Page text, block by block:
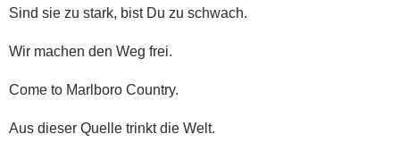
Sind sie zu stark, bist Du zu schwach.
Wir machen den Weg frei.
Come to Marlboro Country.
Aus dieser Quelle trinkt die Welt.